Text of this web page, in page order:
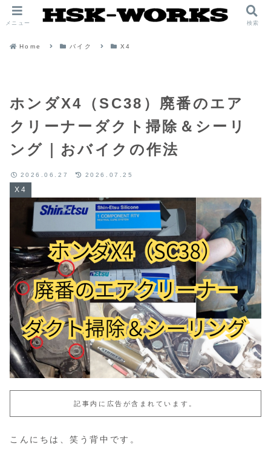
Home バイク X4
ホンダX4（SC38）廃番のエア
クリーナーダクト掃除＆シーリ
ング｜おバイクの作法
X4
2026.06.27 2026.07.25
記事内に広告が含まれています。
こんにちは、笑う背中です。
メニュー 検索